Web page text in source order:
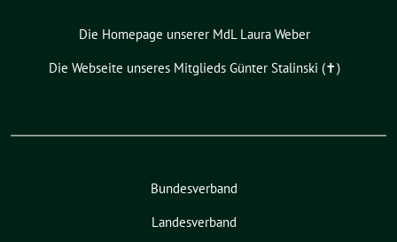
Die Homepage unserer MdL Laura Weber
Die Webseite unseres Mitglieds Günter Stalinski (✝︎)
Bundesverband
Landesverband